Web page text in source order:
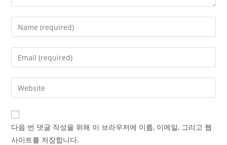
Enter
your
name
comment
Enter
your
email
address
comment
Enter
your
website
URL
(optional)
다음 번 댓글 작성을 위해 이 브라우저에 이름, 이메일, 그리고 웹
사이트를 저장합니다.